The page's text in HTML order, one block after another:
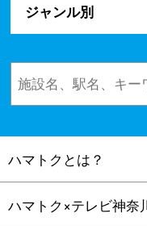
ジャンル別
ハマトクとは？
ハマトク×テレビ神奈